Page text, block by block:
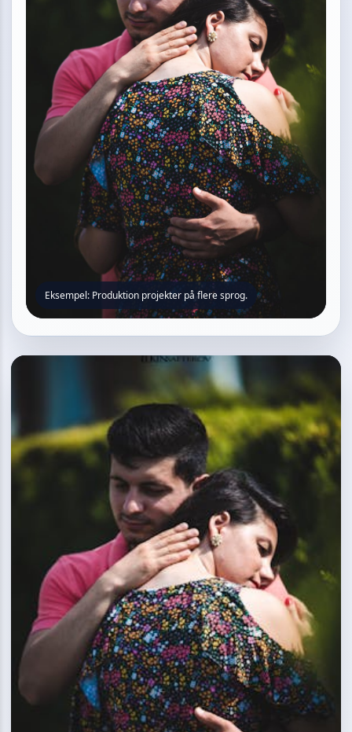
Eksempel: Produktion projekter på flere sprog.